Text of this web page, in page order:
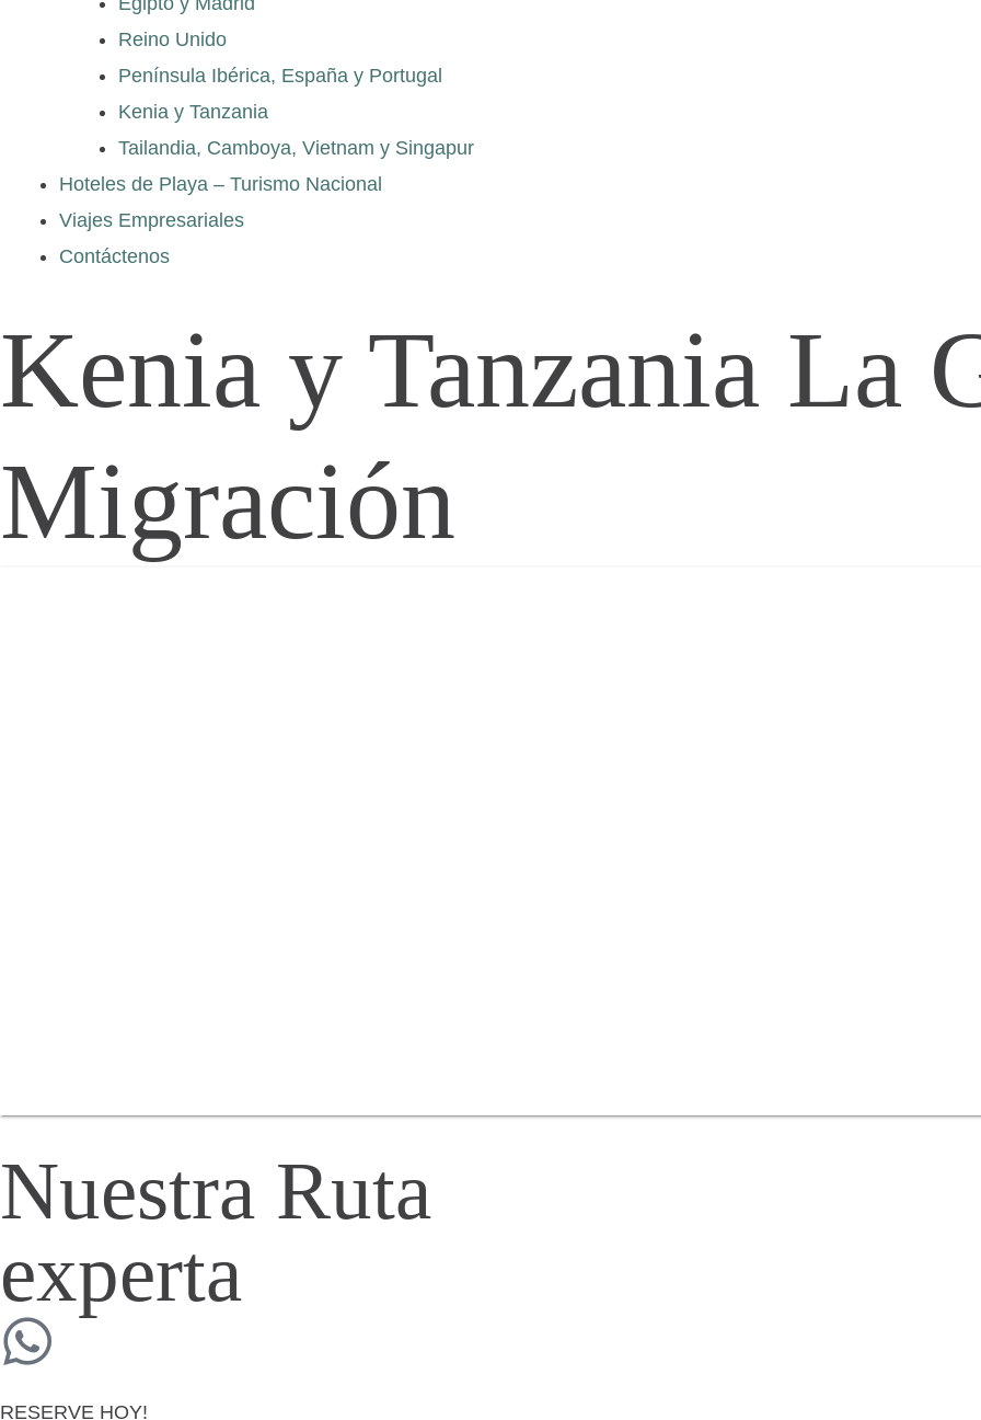
Reino Unido
Península Ibérica, España y Portugal
Kenia y Tanzania
Tailandia, Camboya, Vietnam y Singapur
Hoteles de Playa – Turismo Nacional
Viajes Empresariales
Contáctenos
Kenia y Tanzania La
Migración
Nuestra Ruta
experta
RESERVE HOY!